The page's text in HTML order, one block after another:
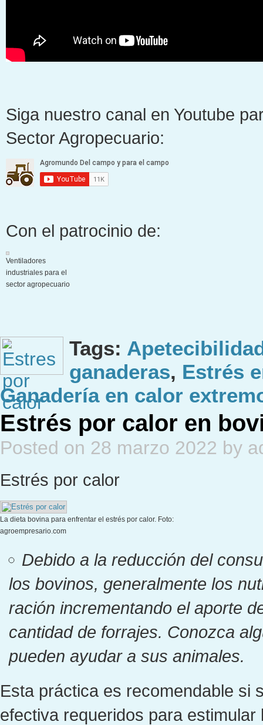
Siga nuestro canal en Youtube
Sector Agropecuario:
Con el patrocinio de:
Ventiladores
industriales para el
sector agropecuario
Tags:
ganaderas, Estrés
Ganadería en calor
Estrés por calor en
Posted on 28 marzo 2022 by
Estrés por calor
La dieta bovina para enfrentar el estrés por calor. Foto:
agroempresario.com
Debido a la reducción del
los bovinos, generalmente los
ración incrementando el aporte
cantidad de forrajes. Conozca
pueden ayudar a sus animales.
Esta práctica es recomendable si
efectiva requeridos para